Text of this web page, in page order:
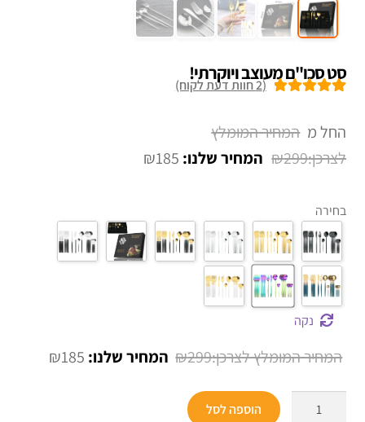
סט סכו"ם מעוצב ויוקרתי!
לקוחות
(
2חוות דעת לקוח)
החל מ
₪299
₪185
בחירה
נקה
₪299
המחיר
₪185 המחיר
הוספה לסל